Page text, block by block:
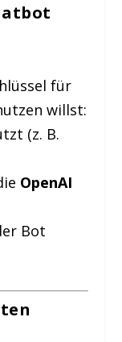
für
willst:
(z. B.
OpenAI
Bot